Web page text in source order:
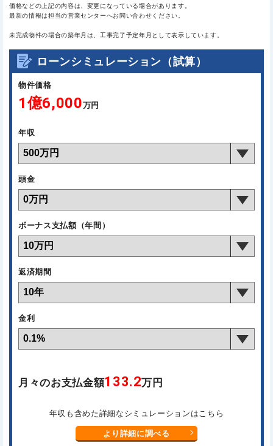
価格などの上記の内容は、変更になっている場合があります。
最新の情報は担当の営業センターへお問い合わせください。
未完成物件の場合の築年月は、工事完了予定年月として表示しています。
ローンシミュレーション（試算）
物件価格
1億6,000万円
年収
頭金
ボーナス支払額（年間）
返済期間
金利
月々のお支払金額133.2万円
年収も含めた詳細なシミュレーションはこちら
より詳細に調べる